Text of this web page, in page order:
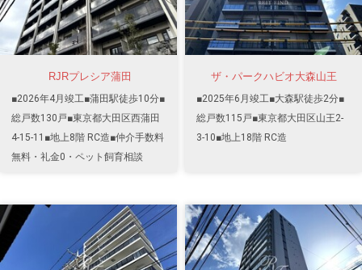
RJRプレシア蒲田
■2026年4月竣工■蒲田駅徒歩10分■
総戸数130戸■東京都大田区西蒲田
4-15-11■地上8階 RC造■仲介手数料
無料・礼金0・ペット飼育相談
ザ・パークハビオ大森山王
■2025年6月竣工■大森駅徒歩2分■
総戸数115戸■東京都大田区山王2-
3-10■地上18階 RC造